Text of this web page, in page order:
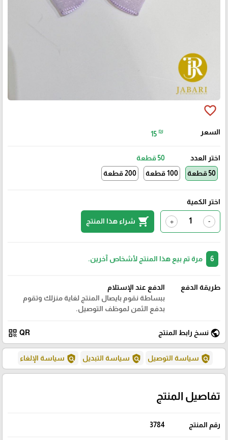
favorite_border
السعر 15 ₪
اختر العدد
50 قطعة
50 قطعة
100 قطعة 200 قطعة
اختر الكمية
-
+
shopping_cart شراء هذا المنتج
مرة تم بيع هذا المنتج لأشخاص آخرين.
طريقة الدفع
الدفع عند الإستلام
ببساطة نقوم بايصال المنتج لغاية منزلك وتقوم
بدفع الثمن لموظف التوصيل.
public نسخ رابط المنتج QR
qr_code
policy سياسة التوصيل policy سياسة التبديل policy سياسة الإلغاء
تفاصيل المنتج
رقم المنتج 3784